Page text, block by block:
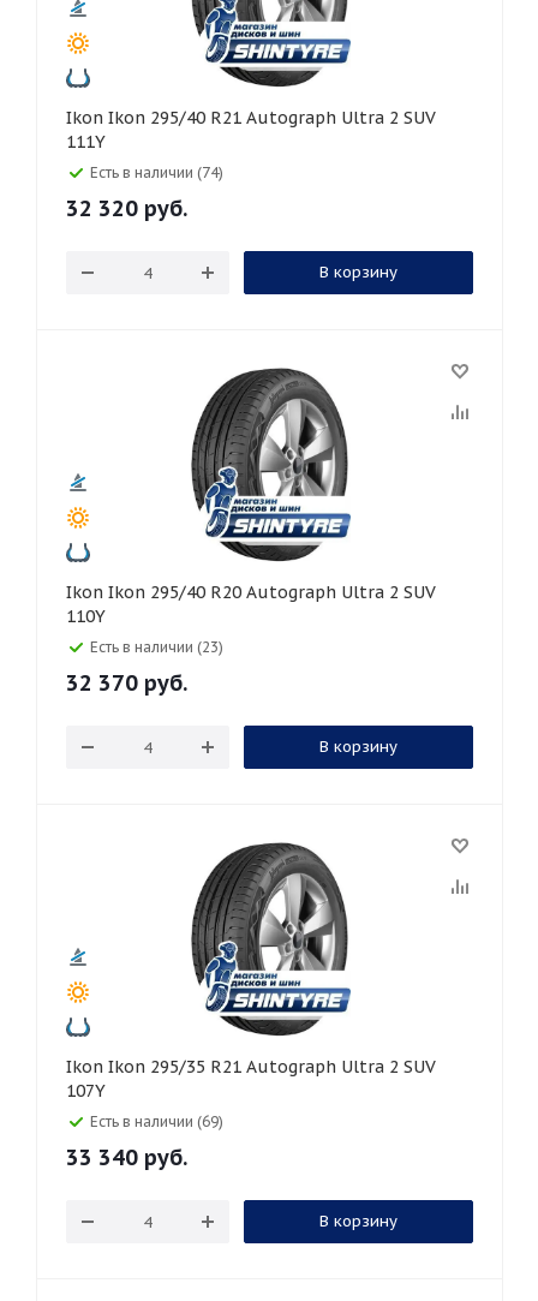
Ikon Ikon 295/40 R21 Autograph Ultra 2 SUV
111Y
Есть в наличии (74)
32 320 руб.
В корзину
Ikon Ikon 295/40 R20 Autograph Ultra 2 SUV
110Y
Есть в наличии (23)
32 370 руб.
В корзину
Ikon Ikon 295/35 R21 Autograph Ultra 2 SUV
107Y
Есть в наличии (69)
33 340 руб.
В корзину